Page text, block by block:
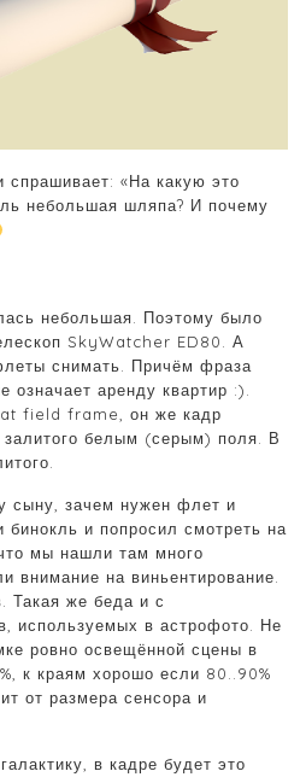
«На какую это
небольшая шляпа? И почему
небольшая. Поэтому было
SkyWatcher ED80. А
снимать. Причём фраза
означает аренду квартир :).
field frame, он же кадр
залитого белым (серым) поля. В
сыну, зачем нужен флет и
и попросил смотреть на
мы нашли там много
внимание на виньентирование.
Такая же беда и с
используемых в астрофото. Не
ровно освещённой сцены в
к краям хорошо если 80..90%
от размера сенсора и
в кадре будет это